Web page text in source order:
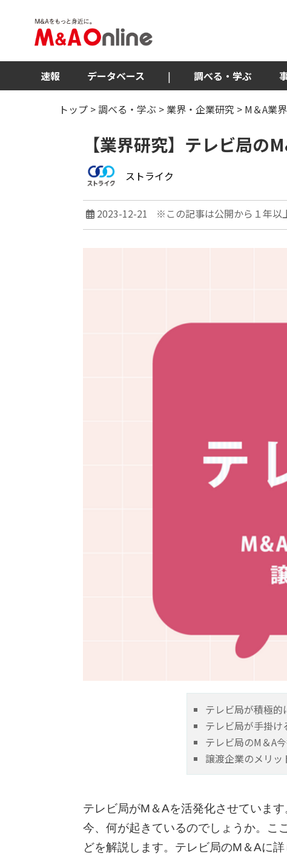
速報 データベース | 調べる・学ぶ
トップ >調べる・学ぶ > 業界・企業研究 > M＆A業
【業界研究】テレビ局の
ストライク
2023-12-21 ※この記事は公開から１年以
テレビ局が積極的
テレビ局が手掛け
テレビ局のM＆A
譲渡企業のメリッ
テレビ局がM＆Aを活発化させていま
今、何が起きているのでしょうか。こ
どを解説します。テレビ局のM＆Aに